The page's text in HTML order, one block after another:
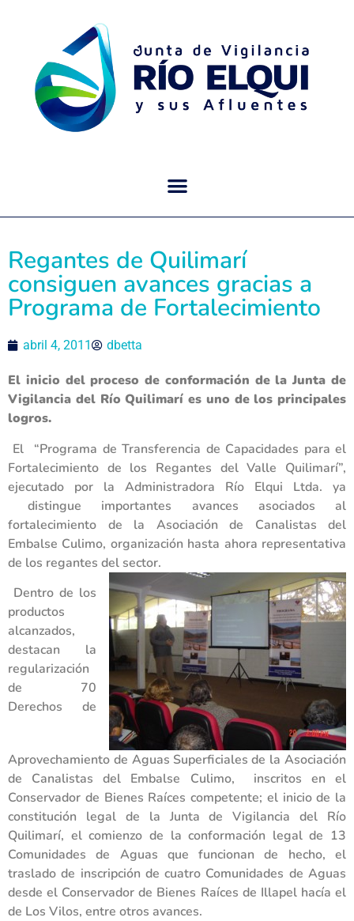
Regantes de Quilimarí
consiguen avances gracias a
Programa de Fortalecimiento
abril 4, 2011 dbetta
El inicio del proceso de conformación de la Junta de
Vigilancia del Río Quilimarí es uno de los principales
logros.
El “Programa de Transferencia de Capacidades para el
Fortalecimiento de los Regantes del Valle Quilimarí”,
ejecutado por la Administradora Río Elqui Ltda. ya
distingue importantes avances asociados al
fortalecimiento de la Asociación de Canalistas del
Embalse Culimo, organización hasta ahora representativa
de los regantes del sector.
Dentro de los
productos
alcanzados,
destacan la
regularización
de 70
Derechos de
Aprovechamiento de Aguas Superficiales de la Asociación
de Canalistas del Embalse Culimo, inscritos en el
Conservador de Bienes Raíces competente; el inicio de la
constitución legal de la Junta de Vigilancia del Río
Quilimarí, el comienzo de la conformación legal de 13
Comunidades de Aguas que funcionan de hecho, el
traslado de inscripción de cuatro Comunidades de Aguas
desde el Conservador de Bienes Raíces de Illapel hacía el
de Los Vilos, entre otros avances.